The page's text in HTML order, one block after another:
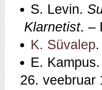
S. Levin.
Klarnetist. –
K. Süvalep
E. Kampus.
26. veebruar